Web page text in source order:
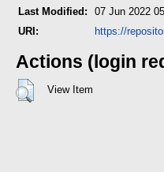
Last Modified:
07 Jun 2022
URI:
https://
Actions (login
View Item